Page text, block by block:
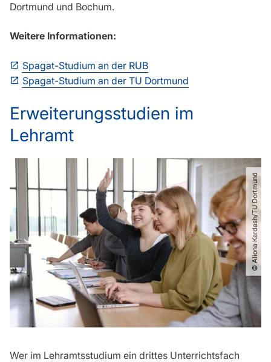
Dortmund und Bochum.
Weitere Informationen:
Spagat-Studium an der RUB
Spagat-Studium an der TU Dortmund
Erweiterungsstudien im
Lehramt
© Aliona Kardash​/​​​TU Dortmund
Wer im Lehramtsstudium ein drittes Unterrichtsfach